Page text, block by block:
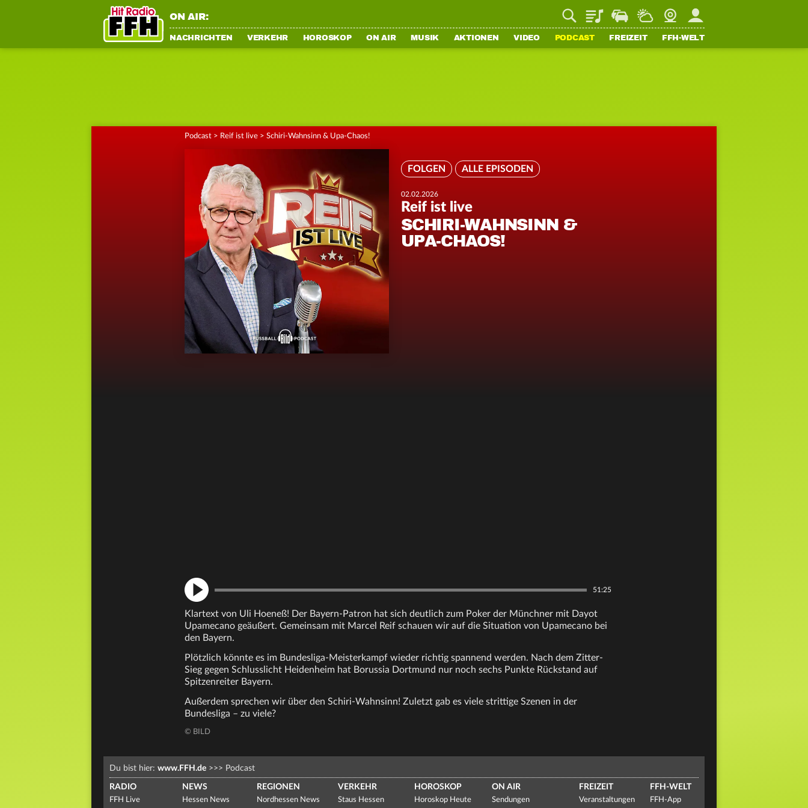
ON AIR: PlaylistStaupilotWetterWebcamMein FFH
NACHRICHTEN VERKEHR HOROSKOP ON AIR MUSIK AKTIONEN VIDEO PODCAST FREIZEIT FFH-WELT
Podcast > Reif ist live > Schiri-Wahnsinn & Upa-Chaos!
FOLGEN ALLE EPISODEN
02.02.2026
Reif ist live
SCHIRI-WAHNSINN &
UPA-CHAOS!
51:25
Klartext von Uli Hoeneß! Der Bayern-Patron hat sich deutlich zum Poker der Münchner mit Dayot
Upamecano geäußert. Gemeinsam mit Marcel Reif schauen wir auf die Situation von Upamecano bei
den Bayern.
Plötzlich könnte es im Bundesliga-Meisterkampf wieder richtig spannend werden. Nach dem Zitter-
Sieg gegen Schlusslicht Heidenheim hat Borussia Dortmund nur noch sechs Punkte Rückstand auf
Spitzenreiter Bayern.
Außerdem sprechen wir über den Schiri-Wahnsinn! Zuletzt gab es viele strittige Szenen in der
Bundesliga – zu viele?
© BILD
Du bist hier: www.FFH.de >>> Podcast
RADIO
FFH Live
NEWS
Hessen News
REGIONEN
Nordhessen News
VERKEHR
Staus Hessen
HOROSKOP
Horoskop Heute
ON AIR
Sendungen
FREIZEIT
Veranstaltungen
FFH-WELT
FFH-App